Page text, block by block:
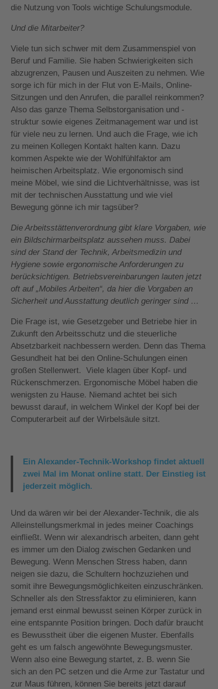
die Nutzung von Tools wichtige Schulungsmodule.
Und die Mitarbeiter?
Viele tun sich schwer mit dem Zusammenspiel von
Beruf und Familie. Sie haben Schwierigkeiten sich
abzugrenzen, Pausen und Auszeiten zu nehmen. Wie
sorge ich für mich in der Flut von E-Mails, Online-
Sitzungen und den Anrufen, die parallel reinkommen?
Also das ganze Thema Selbstorganisation und -
struktur sowie eigenes Zeitmanagement war und ist
für viele neu zu lernen. Und auch die Frage, wie ich
zu meinen Kollegen Kontakt halten kann. Dazu
kommen Aspekte wie der Wohlfühlfaktor am
heimischen Arbeitsplatz. Wie ergonomisch sind
meine Möbel, wie sind die Lichtverhältnisse, was ist
mit der technischen Ausstattung und wie viel
Bewegung gönne ich mir tagsüber?
Die Arbeitsstättenverordnung gibt klare Vorgaben, wie
ein Bildschirmarbeitsplatz aussehen muss. Dabei
sind der Stand der Technik, Arbeitsmedizin und
Hygiene sowie ergonomische Anforderungen zu
berücksichtigen. Betriebsvereinbarungen lauten jetzt
oft auf „Mobiles Arbeiten“, da hier die Vorgaben an
Sicherheit und Ausstattung deutlich geringer sind …
Die Frage ist, wie Gesetzgeber und Betriebe hier in
Zukunft den Arbeitsschutz und die steuerliche
Absetzbarkeit nachbessern werden. Denn das Thema
Gesundheit hat bei den Online-Schulungen einen
großen Stellenwert. Viele klagen über Kopf- und
Rückenschmerzen. Ergonomische Möbel haben die
wenigsten zu Hause. Niemand achtet bei sich
bewusst darauf, in welchem Winkel der Kopf bei der
Computerarbeit auf der Wirbelsäule sitzt.
Ein Alexander-Technik-Workshop findet aktuell
zwei Mal im Monat online statt. Der Einstieg ist
jederzeit möglich.
Und da wären wir bei der Alexander-Technik, die als
Alleinstellungsmerkmal in jedes meiner Coachings
einfließt. Wenn wir alexandrisch arbeiten, dann geht
es immer um den Dialog zwischen Gedanken und
Bewegung. Wenn Menschen Stress haben, dann
neigen sie dazu, die Schultern hochzuziehen und
somit ihre Bewegungsmöglichkeiten einzuschränken.
Schneller als den Stressfaktor zu eliminieren, kann
jemand erst einmal bewusst seinen Körper zurück in
eine entspannte Position bringen. Doch dafür braucht
es Bewusstheit über die eigenen Muster. Ebenfalls
geht es um falsch angewöhnte Bewegungsmuster.
Wenn also eine Bewegung startet, z. B. wenn Sie
sich an den PC setzen und die Arme zur Tastatur und
zur Maus führen, können Sie bereits jetzt darauf